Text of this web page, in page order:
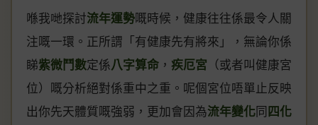
喺我哋探討流年運勢嘅時候，健康往往係最令人關
注嘅一環。正所謂「有健康先有將來」，無論你係
睇紫微鬥數定係八字算命 ， 疾厄宮 （或者叫健康宮
位）嘅分析絕對係重中之重。呢個宮位唔單止反映
出你先天體質嘅強弱，更加會因為流年變化 同 四化